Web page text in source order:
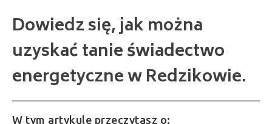
Dowiedz się, jak można
uzyskać tanie świadectwo
energetyczne w Redzikowie.
W tym artykule przeczytasz o: